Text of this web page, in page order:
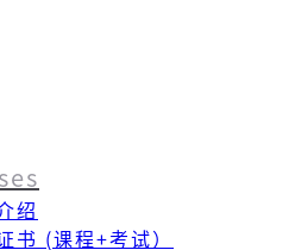
绍
书 (课程+考试）